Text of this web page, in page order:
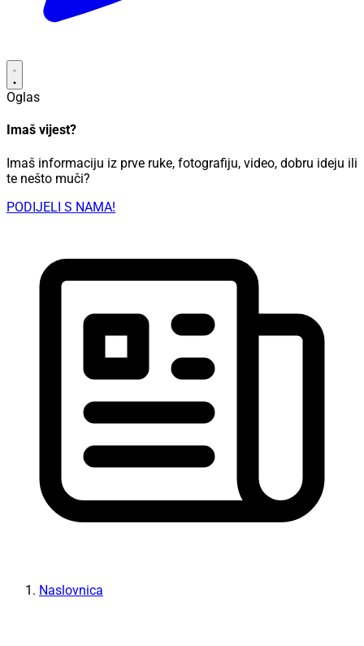
Oglas
Imaš vijest?
Imaš informaciju iz prve ruke, fotografiju, video, dobru ideju ili
te nešto muči?
PODIJELI S NAMA!
Naslovnica